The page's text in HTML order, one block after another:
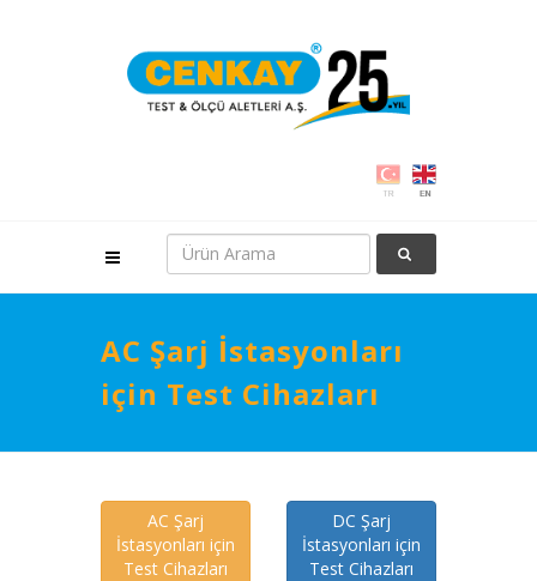
AC Şarj İstasyonları
için Test Cihazları
AC Şarj
İstasyonları için
Test Cihazları
DC Şarj
İstasyonları için
Test Cihazları